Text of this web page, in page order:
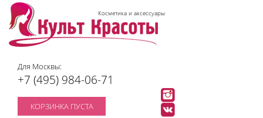
Косметика и аксессуары
Для Москвы:
+7 (495) 984-06-71
КОРЗИНКА ПУСТА